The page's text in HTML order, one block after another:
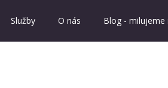
Služby O nás Blog - milujeme